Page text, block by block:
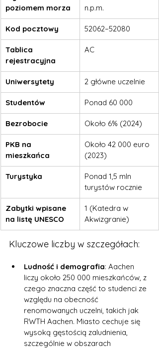
poziomem morza
n.p.m.
Kod pocztowy 52062–52080
Tablica
rejestracyjna
AC
Uniwersytety 2 główne uczelnie
Studentów Ponad 60 000
Bezrobocie Około 6% (2024)
PKB na
mieszkańca
Około 42 000 euro
(2023)
Turystyka
Ponad 1,5 mln
turystów rocznie
Zabytki wpisane
na listę UNESCO
1 (Katedra w
Akwizgranie)
Kluczowe liczby w szczegółach:
Ludność i demografia: Aachen
liczy około 250 000 mieszkańców, z
czego znaczna część to studenci ze
względu na obecność
renomowanych uczelni, takich jak
RWTH Aachen. Miasto cechuje się
wysoką gęstością zaludnienia,
szczególnie w obszarach